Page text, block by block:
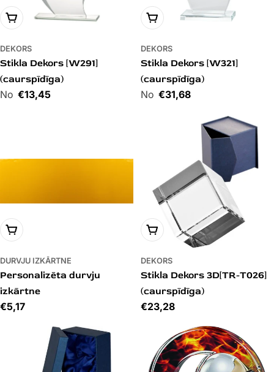
PIEVIENOT GROZAM
DEKORS
Stikla Dekors [W291]
(caurspīdīga)
Cena€13,45
PIEVIENOT GROZAM
DEKORS
Stikla Dekors [W321]
(caurspīdīga)
Cena€31,68
IZVĒLIES VARIANTU
DURVJU IZKĀRTNE
Personalizēta durvju
izkārtne
Cena
€5,17
PIEVIENOT GROZAM
DEKORS
Stikla Dekors 3D[TR-T026]
(caurspīdīga)
Cena
€23,28